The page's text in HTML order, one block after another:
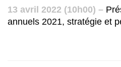
13 avril 2022 (10h00) –
annuels 2021, stratégie et